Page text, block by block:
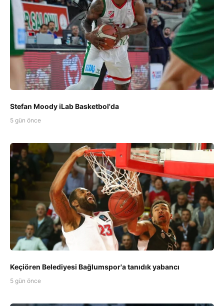
Stefan Moody iLab Basketbol'da
5 gün önce
Keçiören Belediyesi Bağlumspor'a tanıdık yabancı
5 gün önce